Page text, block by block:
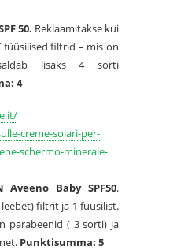
50. Reklaamitakse kui
füüsilised filtrid – mis on
lisaks 4 sorti
4
creme-solari-per-
schermo-minerale-
Aveeno Baby SPF50.
filtrit ja 1 füüsilist.
parabeenid ( 3 sorti) ja
Punktisumma: 5